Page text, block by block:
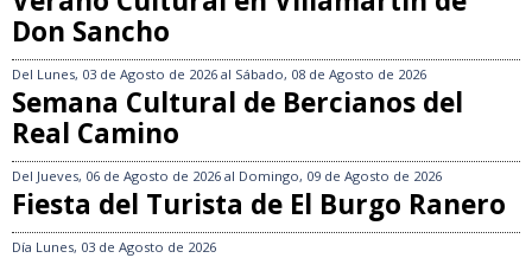
Don Sancho
Del Lunes, 03 de Agosto de 2026 al Sábado, 08 de Agosto de 2026
Semana Cultural de Bercianos del
Real Camino
Del Jueves, 06 de Agosto de 2026 al Domingo, 09 de Agosto de 2026
Fiesta del Turista de El Burgo Ranero
Día Lunes, 03 de Agosto de 2026